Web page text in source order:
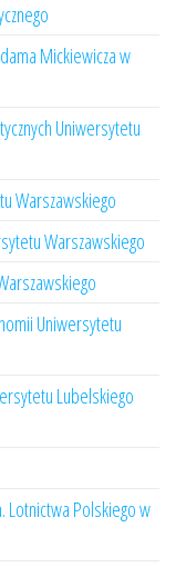
Mickiewicza w
Uniwersytetu
Warszawskiego
Warszawskiego
Uniwersytetu
Lubelskiego
Lotnictwa Polskiego w